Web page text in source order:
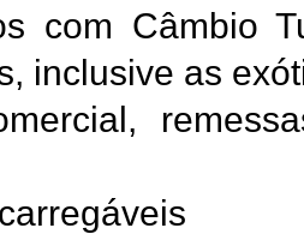
com Câmbio
inclusive as